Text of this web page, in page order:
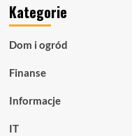
Kategorie
Dom i ogród
Finanse
Informacje
IT